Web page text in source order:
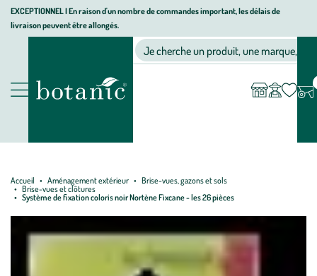
Aller
Aller
au
Aller
au
page
EXCEPTIONNEL I En raison d'un nombre de commandes important, les délais de
livraison peuvent être allongés.
Nos produits
Jardinerie écologique, animalerie, décoration, alimentation bio
Je cherche un produit, une marque, un
compte
Accueil Aménagement extérieur
Brise-vues, gazons et sols
Brise-vues et clôtures
Système de fixation coloris noir Nortène Fixcane - les 26 pièces